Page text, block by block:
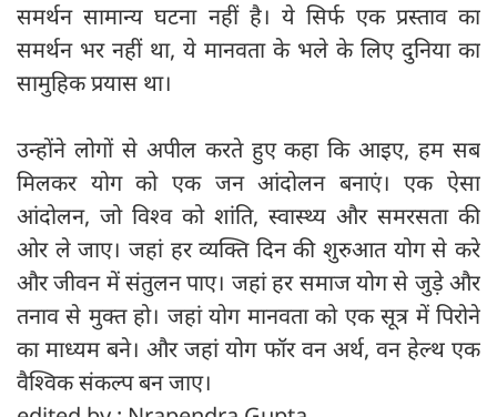
समर्थन सामान्य घटना नहीं है। ये सिर्फ एक प्रस्ताव का
समर्थन भर नहीं था, ये मानवता के भले के लिए दुनिया का
सामुहिक प्रयास था।
उन्होंने लोगों से अपील करते हुए कहा कि आइए, हम सब
मिलकर योग को एक जन आंदोलन बनाएं। एक ऐसा
आंदोलन, जो विश्व को शांति, स्वास्थ्य और समरसता की
ओर ले जाए। जहां हर व्यक्ति दिन की शुरुआत योग से करे
और जीवन में संतुलन पाए। जहां हर समाज योग से जुड़े और
तनाव से मुक्त हो। जहां योग मानवता को एक सूत्र में पिरोने
का माध्यम बने। और जहां योग फॉर वन अर्थ, वन हेल्थ एक
वैश्विक संकल्प बन जाए।